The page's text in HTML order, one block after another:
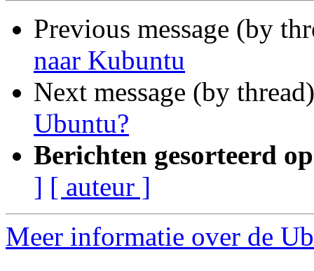
Previous message (by
naar Kubuntu
Next message (by
Ubuntu?
Berichten gesorteerd
] [ auteur ]
Meer informatie over de